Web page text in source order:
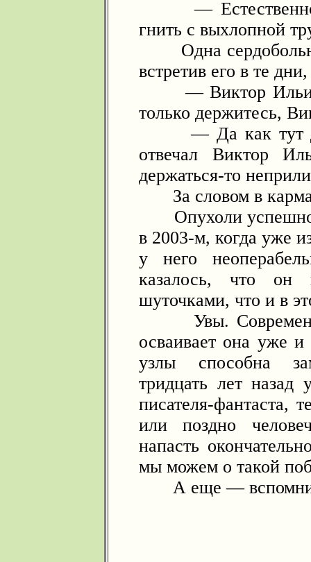
— Естественно...
гнить с выхлопной
Одна
встретив его в те
— Виктор Ильич!
только держитесь,
— Да как тут
отвечал Виктор
держаться-то
За словом в
Опухоли успешно
в 2003-м, когда уже
у него
казалось, что он
шуточками, что и в
Увы.
осваивает она уже
узлы способна
тридцать лет назад
писателя-фантаста,
или поздно
напасть
мы можем о такой
А еще —